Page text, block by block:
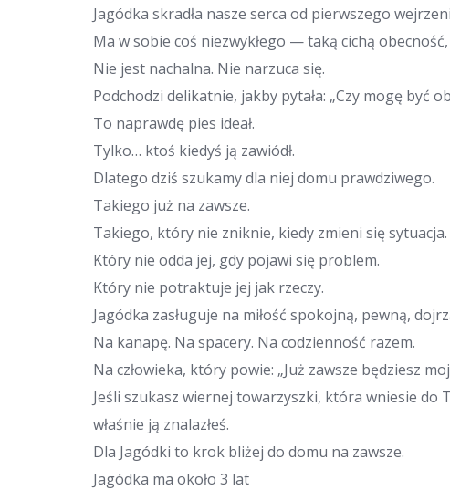
Jagódka skradła nasze serca od pierwszego
Ma w sobie coś niezwykłego — taką cichą
Nie jest nachalna. Nie narzuca się.
Podchodzi delikatnie, jakby pytała: „Czy mogę być
To naprawdę pies ideał.
Tylko… ktoś kiedyś ją zawiódł.
Dlatego dziś szukamy dla niej domu prawdziwego.
Takiego już na zawsze.
Takiego, który nie zniknie, kiedy zmieni się sytuacja.
Który nie odda jej, gdy pojawi się problem.
Który nie potraktuje jej jak rzeczy.
Jagódka zasługuje na miłość spokojną, pewną,
Na kanapę. Na spacery. Na codzienność razem.
Na człowieka, który powie: „Już zawsze będziesz
Jeśli szukasz wiernej towarzyszki, która wniesie
właśnie ją znalazłeś.
Dla Jagódki to krok bliżej do domu na zawsze.
Jagódka ma około 3 lat